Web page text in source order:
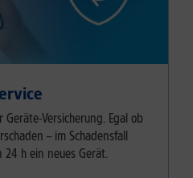
Versicherung. Egal ob
– im Schadensfall
h ein neues Gerät.